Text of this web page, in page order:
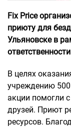
Fix Price
приюту для
Ульяновске в
В целях
учреждению
акции помогли
друзей. Приют
ресурсов.